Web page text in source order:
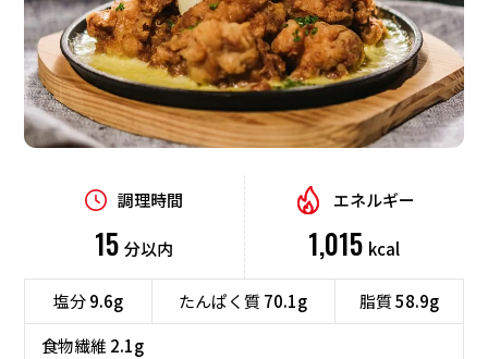
業務用商品
企業情報
お問い合わせ
調理時間
15 分以内
エネルギー
1,015 kcal
塩分9.6g たんぱく質70.1g 脂質58.9g
食物繊維 2.1g
パスタ・麺類
スープ・汁物
デザート
肉 魚介 野菜
卵
豆腐
パン
海藻